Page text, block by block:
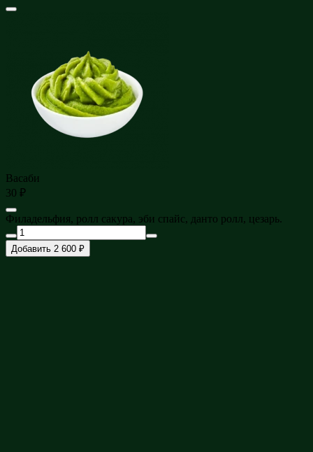
Васаби
30 ₽
Филадельфия, ролл сакура, эби спайс, данто ролл, цезарь.
Добавить 2 600 ₽